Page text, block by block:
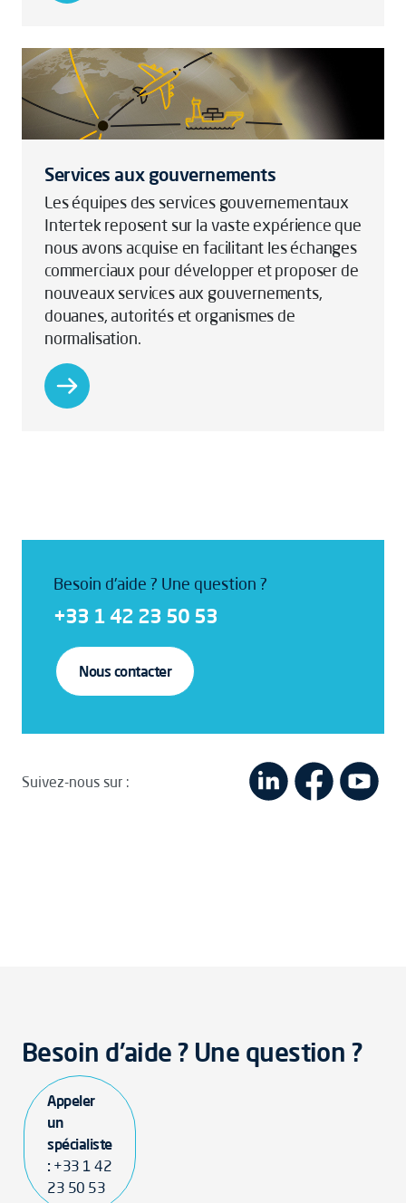
Services aux gouvernements
Les équipes des services gouvernementaux
Intertek reposent sur la vaste expérience que
nous avons acquise en facilitant les échanges
commerciaux pour développer et proposer de
nouveaux services aux gouvernements,
douanes, autorités et organismes de
normalisation.
Besoin d'aide ? Une question ?
+33 1 42 23 50 53
Nous contacter
Suivez-nous sur :
Besoin d'aide ? Une question ?
Appeler
un
spécialiste
: +33 1 42
23 50 53